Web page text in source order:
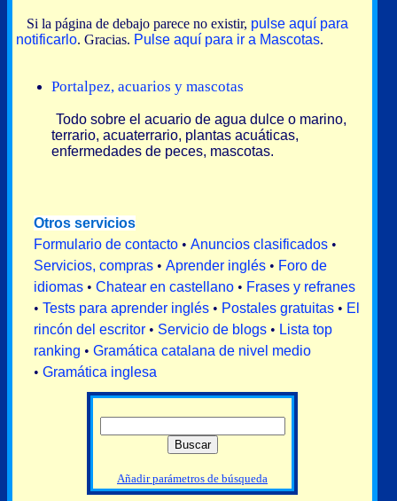
Si la página de debajo parece no existir, pulse aquí para
notificarlo. Gracias. Pulse aquí para ir a Mascotas.
Portalpez, acuarios y mascotas
Todo sobre el acuario de agua dulce o marino,
terrario, acuaterrario, plantas acuáticas,
enfermedades de peces, mascotas.
Otros servicios
Formulario de contacto • Anuncios clasificados •
Servicios, compras • Aprender inglés • Foro de
idiomas • Chatear en castellano • Frases y refranes
• Tests para aprender inglés • Postales gratuitas • El
rincón del escritor • Servicio de blogs • Lista top
ranking • Gramática catalana de nivel medio
• Gramática inglesa
Añadir parámetros de búsqueda